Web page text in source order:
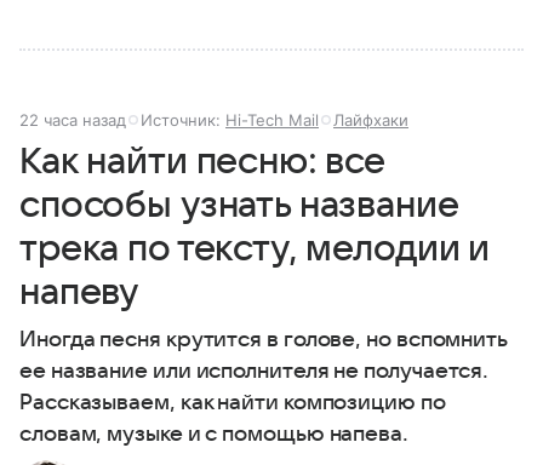
22 часа назад Источник: Hi-Tech Mail Лайфхаки
Как найти песню: все
способы узнать название
трека по тексту, мелодии и
напеву
Иногда песня крутится в голове, но вспомнить
ее название или исполнителя не получается.
Рассказываем, как найти композицию по
словам, музыке и с помощью напева.